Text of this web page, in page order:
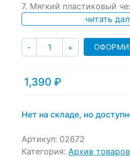
7. Мягкий пластиковый
читать
- Количество
+
1,390 ₽
Нет на складе, но
Артикул: 02672
Категория: Архив товаров